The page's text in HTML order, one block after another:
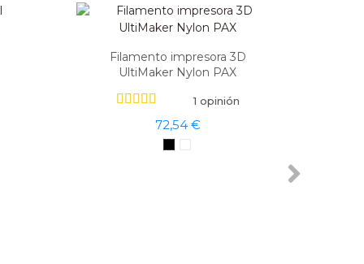
Filamento impresora 3D
UltiMaker Nylon PAX
1 opinión
72,54 €